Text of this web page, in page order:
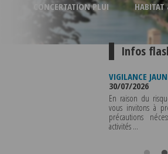
CONCERTATION PLUI HABITAT
Infos
VIGILANCE
30/07/2026
En raison du
vous invitons à
précautions
activités ...